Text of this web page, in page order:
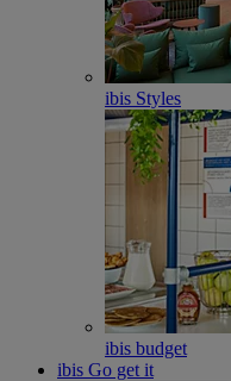
ibis Styles
ibis budget
ibis Go get it